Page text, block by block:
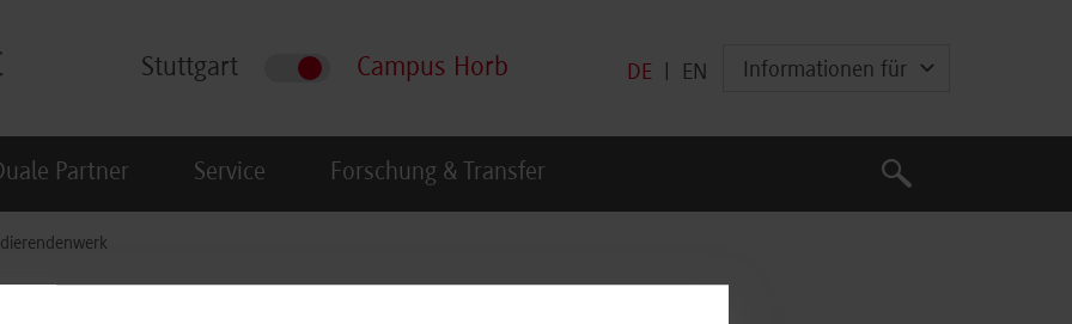
Stuttgart Campus Horb DE EN Informationen für
Partner Service Forschung & Transfer
Suche
Suche